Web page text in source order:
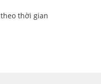
thời gian